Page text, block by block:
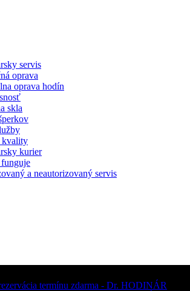
servis
oprava
oprava hodín
skla
kvality
kurier
a neautorizovaný servis